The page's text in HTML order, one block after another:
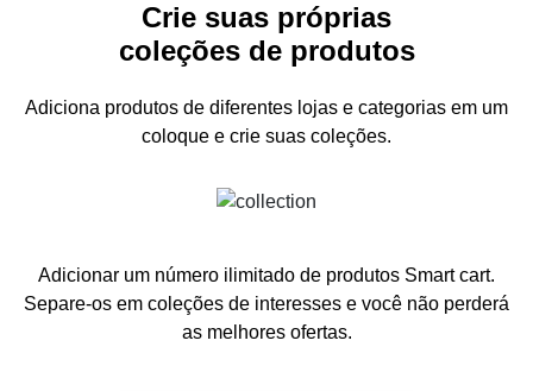
Crie suas próprias
coleções de produtos
Adiciona produtos de diferentes lojas e categorias em um
coloque e crie suas coleções.
Adicionar um número ilimitado de produtos Smart cart.
Separe-os em coleções de interesses e você não perderá
as melhores ofertas.